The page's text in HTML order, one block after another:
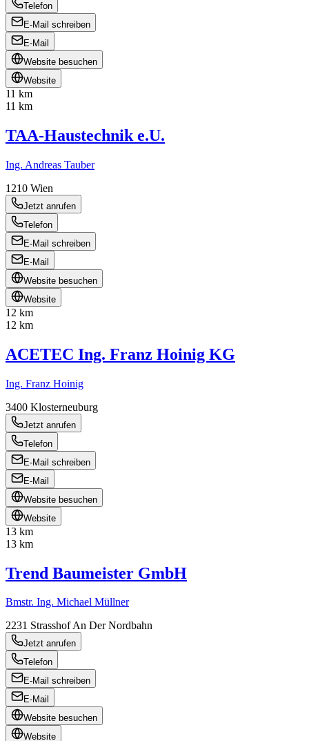
Telefon
E-Mail schreiben
E-Mail
Website besuchen
Website
11 km
11 km
TAA-Haustechnik e.U.
Ing. Andreas Tauber
1210 Wien
Jetzt anrufen
Telefon
E-Mail schreiben
E-Mail
Website besuchen
Website
12 km
12 km
ACETEC Ing. Franz Hoinig KG
Ing. Franz Hoinig
3400 Klosterneuburg
Jetzt anrufen
Telefon
E-Mail schreiben
E-Mail
Website besuchen
Website
13 km
13 km
Trend Baumeister GmbH
Bmstr. Ing. Michael Müllner
2231 Strasshof An Der Nordbahn
Jetzt anrufen
Telefon
E-Mail schreiben
E-Mail
Website besuchen
Website